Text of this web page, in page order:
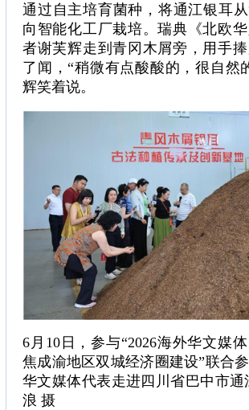
通过自主培育菌种，将通江银耳
向智能化工厂栽培。瑞典《北欧
者谢芙辉走到青冈木屑旁，用手
了闻，“稍微有点酸酸的，很自然
辉笑着说。
6月10日，参与“2026海外华文媒
焦成渝地区双城经济圈建设”联合
华文媒体代表走进四川省巴中市通
浪 摄